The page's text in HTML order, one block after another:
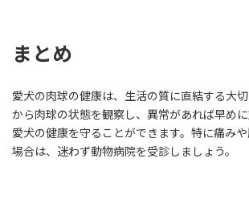
まとめ
愛犬の肉球の健康は、生活の質に直結する大
から肉球の状態を観察し、異常があれば早めに
愛犬の健康を守ることができます。特に痛み
場合は、迷わず動物病院を受診しましょう。